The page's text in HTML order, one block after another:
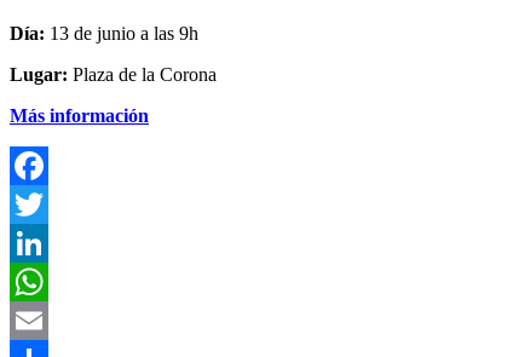
Día: 13 de junio a las 9h
Lugar: Plaza de la Corona
Más información